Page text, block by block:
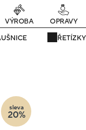
vše! Kód: SRPEN20
ŘETÍZKY
VÝROBA OPRAVY
sleva
20%